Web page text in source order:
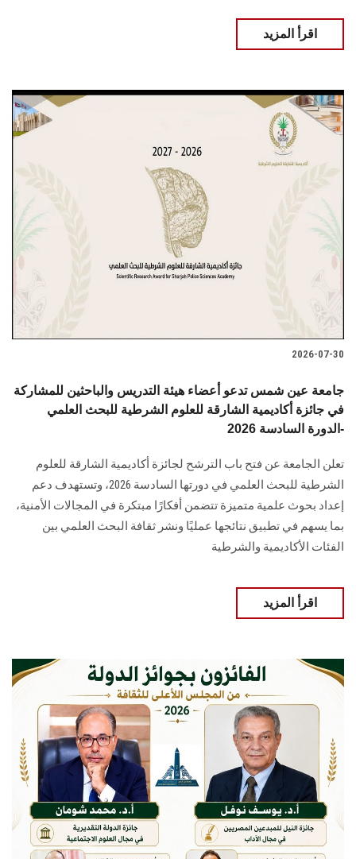
اقرأ المزيد
2026-07-30
جامعة عين شمس تدعو أعضاء هيئة التدريس والباحثين للمشاركة
في جائزة أكاديمية الشارقة للعلوم الشرطية للبحث العلمي
-الدورة السادسة 2026
تعلن الجامعة عن فتح باب الترشح لجائزة أكاديمية الشارقة للعلوم
الشرطية للبحث العلمي في دورتها السادسة 2026، وتستهدف دعم
إعداد بحوث علمية متميزة تتضمن أفكارًا مبتكرة في المجالات الأمنية،
بما يسهم في تطبيق نتائجها عمليًا ونشر ثقافة البحث العلمي بين
الفئات الأكاديمية والشرطية
اقرأ المزيد